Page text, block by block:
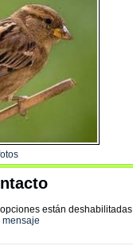
están deshabilitadas